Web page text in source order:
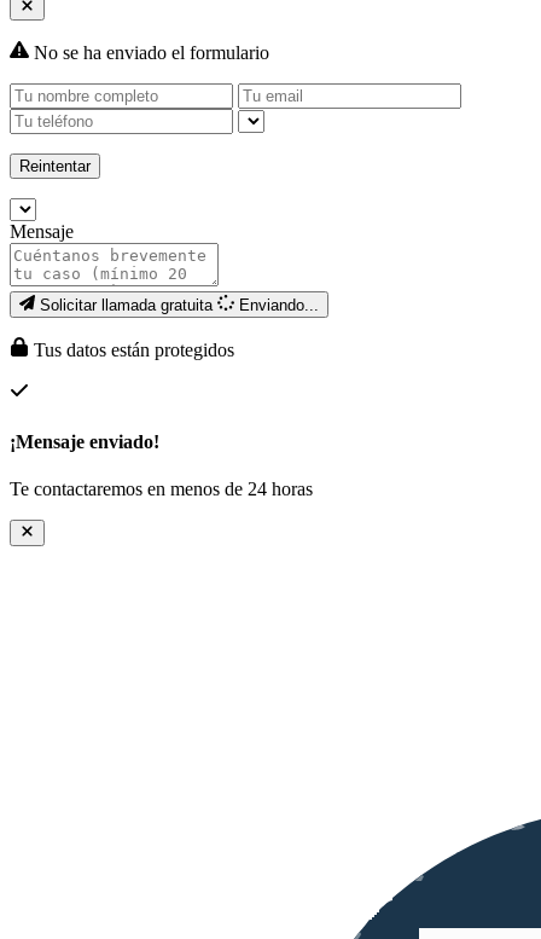
No se ha enviado el formulario
Reintentar
Mensaje
Solicitar llamada gratuita Enviando...
Tus datos están protegidos
¡Mensaje enviado!
Te contactaremos en menos de 24 horas